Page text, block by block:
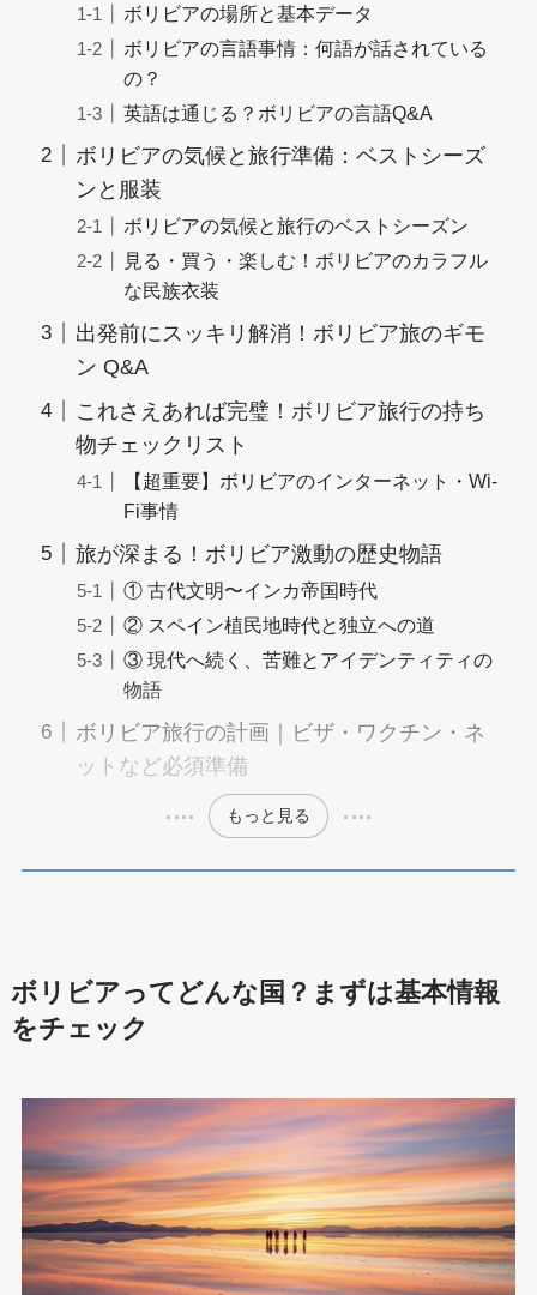
ボリビアの場所と基本データ
ボリビアの言語事情：何語が話されている
の？
英語は通じる？ボリビアの言語Q&A
ボリビアの気候と旅行準備：ベストシーズ
ンと服装
ボリビアの気候と旅行のベストシーズン
見る・買う・楽しむ！ボリビアのカラフル
な民族衣装
出発前にスッキリ解消！ボリビア旅のギモ
ン Q&A
これさえあれば完璧！ボリビア旅行の持ち
物チェックリスト
【超重要】ボリビアのインターネット・Wi-
Fi事情
旅が深まる！ボリビア激動の歴史物語
① 古代文明〜インカ帝国時代
② スペイン植民地時代と独立への道
③ 現代へ続く、苦難とアイデンティティの
物語
ボリビア旅行の計画｜ビザ・ワクチン・ネ
ットなど必須準備
もっと見る
ボリビアってどんな国？まずは基本情報
をチェック